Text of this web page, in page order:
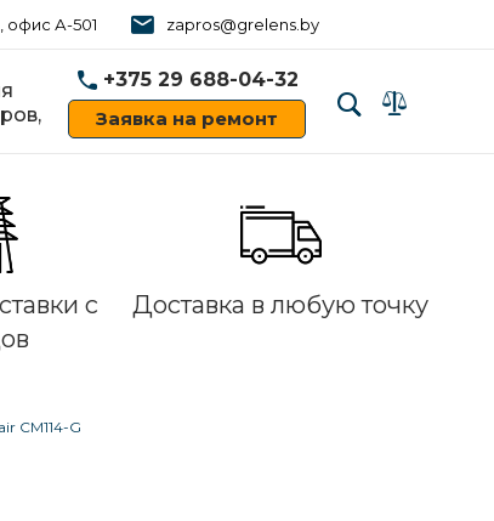
офис А-501 zapros@grelens.by
+375 29 688-04-32
Заявка на ремонт
с
Доставка в любую точку
CM114-G